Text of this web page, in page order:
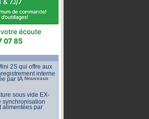
2S qui offre aux
interne
par IA Nouveaux
sous vide EX-
synchronisation
alimentées par